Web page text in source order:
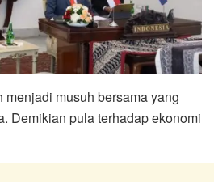
musuh bersama yang
Demikian pula terhadap ekonomi